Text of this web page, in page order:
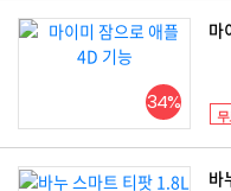
34%
마
무
바